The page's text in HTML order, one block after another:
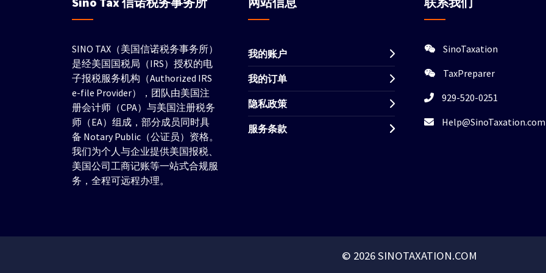
SINO TAX（美国信诺税务事务所）
是经美国国税局（IRS）授权的电
子报税服务机构（Authorized IRS
e-file Provider），团队由美国注
册会计师（CPA）与美国注册税务
师（EA）组成，部分成员同时具
备 Notary Public（公证员）资格。
我们为个人与企业提供美国报税、
美国公司工商记账等一站式合规服
务，全程可远程办理。
我的账户
我的订单
隐私政策
服务条款
SinoTaxation
TaxPreparer
929-520-0251
Help@SinoTaxation.com
© 2026 SINOTAXATION.COM